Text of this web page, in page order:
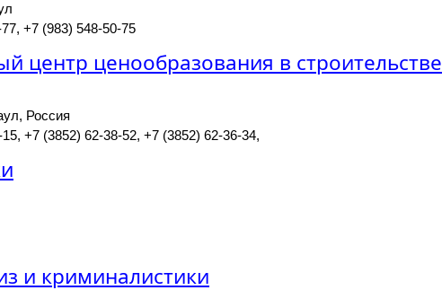
+7 (983) 548-50-75
центр ценообразования в строительстве
Россия
+7 (3852) 62-38-52, +7 (3852) 62-36-34,
и криминалистики